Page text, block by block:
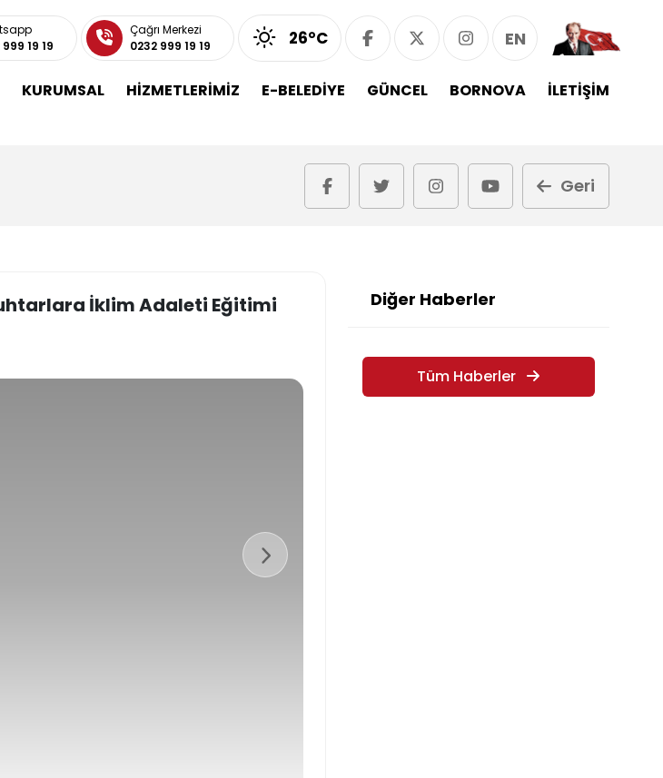
19 19
Çağrı Merkezi
0232 999 19 19
26°C EN
KURUMSAL HİZMETLERİMİZ E-BELEDİYE GÜNCEL BORNOVA İLETİŞİM
Geri
İklim Adaleti Eğitimi Diğer Haberler
Tüm Haberler